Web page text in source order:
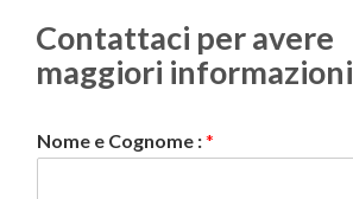
Contattaci per avere
maggiori informazioni
Nome e Cognome :*